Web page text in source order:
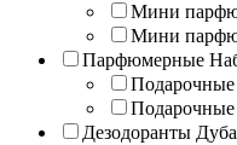
Мини
Мини
Парфюмерные
Дезодоранты